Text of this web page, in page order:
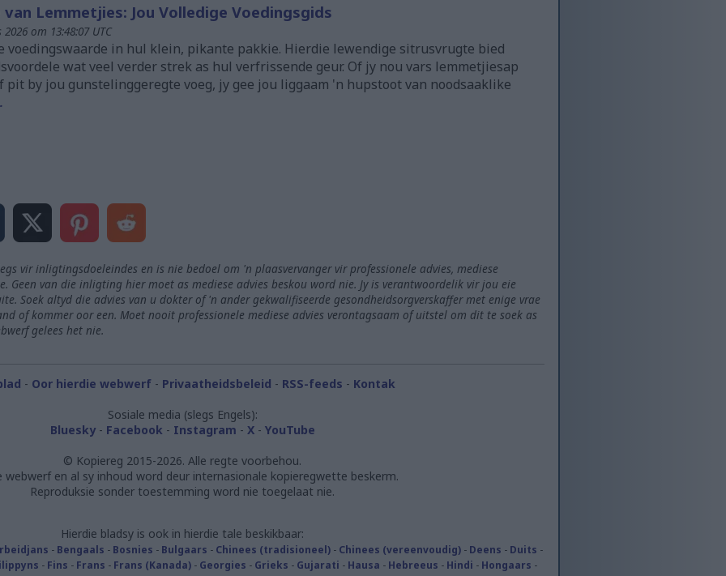
Lemmetjies: Jou Volledige Voedingsgids
om 13:48:07 UTC
voedingswaarde in hul klein, pikante pakkie. Hierdie lewendige sitrusvrugte bied
wat veel verder strek as hul verfrissende geur. Of jy nou vars lemmetjiesap
pit by jou gunstelinggeregte voeg, jy gee jou liggaam 'n hupstoot van noodsaaklike
vir inligtingsdoeleindes en is nie bedoel om 'n plaasvervanger vir professionele advies, mediese
Geen van die inligting hier moet as mediese advies beskou word nie. Jy is verantwoordelik vir jou eie
Soek altyd die advies van u dokter of 'n ander gekwalifiseerde gesondheidsorgverskaffer met enige vrae
of kommer oor een. Moet nooit professionele mediese advies verontagsaam of uitstel om dit te soek as
gelees het nie.
- Oor hierdie webwerf - Privaatheidsbeleid - RSS-feeds - Kontak
Sosiale media (slegs Engels):
Bluesky- Facebook - Instagram - X- YouTube
© Kopiereg 2015-2026. Alle regte voorbehou.
webwerf en al sy inhoud word deur internasionale kopieregwette beskerm.
Reproduksie sonder toestemming word nie toegelaat nie.
Hierdie bladsy is ook in hierdie tale beskikbaar:
- Bengaals - Bosnies - Bulgaars - Chinees (tradisioneel)- Chinees (vereenvoudig)- Deens - Duits -
- Fins - Frans - Frans (Kanada) - Georgies - Grieks - Gujarati - Hausa - Hebreeus - Hindi - Hongaars -